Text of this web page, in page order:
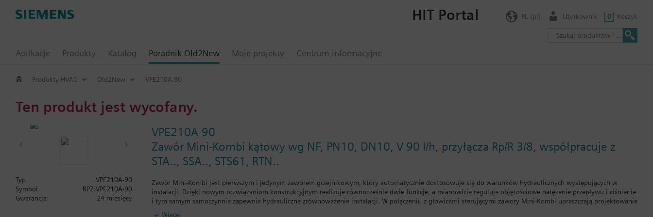
Aplikacje Produkty Katalog Poradnik Old2New Moje projekty Centrum informacyjne
HIT Portal PL (pl) Użytkownik 0 Koszyk
Produkty HVAC Old2New VPE210A-90
Ten produkt jest wycofany.
VPE210A-90
Zawór Mini-Kombi kątowy wg NF, PN10, DN10, V 90 l/h, przyłącza Rp/R 3/8, współpracuje z
STA.., SSA.., STS61, RTN..
Zawór Mini-Kombi jest pierwszym i jedynym zaworem grzejnikowym, który automatycznie dostosowuje się do warunków hydraulicznych występujących w
instalacji. Dzięki nowym rozwiązaniom konstrukcyjnym realizuje równocześnie dwie funkcje, a mianowicie reguluje objętościowe natężenie przepływu i ciśnienie
i tym samym samoczynnie zapewnia hydrauliczne zrównoważenie instalacji. W połączeniu z głowicami sterującymi zawory Mini-Kombi upraszczają projektowanie
optymalnych instalacji grzewczych i likwidują problem sprzężeń hydraulicznych. Dzięki zastosowaniu zaworów Mini-Kombi wyeliminowana jest konieczność
Więcej
Typ:
VPE210A-90
Symbol
BPZ:VPE210A-90
Gwarancja:
24 miesięcy